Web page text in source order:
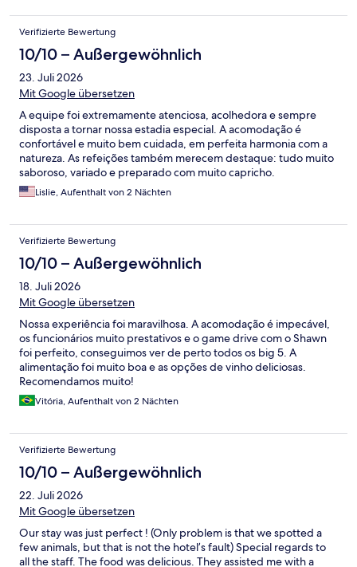
sehr gut gefallen und das ganze Personal war sehr
zuvorkommend.
Verifizierte Bewertung
10/10 – Außergewöhnlich
23. Juli 2026
Mit Google übersetzen
A equipe foi extremamente atenciosa, acolhedora e sempre
disposta a tornar nossa estadia especial. A acomodação é
confortável e muito bem cuidada, em perfeita harmonia com a
natureza. As refeições também merecem destaque: tudo muito
saboroso, variado e preparado com muito capricho.
Lislie, Aufenthalt von 2 Nächten
Verifizierte Bewertung
10/10 – Außergewöhnlich
18. Juli 2026
Mit Google übersetzen
Nossa experiência foi maravilhosa. A acomodação é impecável,
os funcionários muito prestativos e o game drive com o Shawn
foi perfeito, conseguimos ver de perto todos os big 5. A
alimentação foi muito boa e as opções de vinho deliciosas.
Recomendamos muito!
Vitória, Aufenthalt von 2 Nächten
Verifizierte Bewertung
10/10 – Außergewöhnlich
22. Juli 2026
Mit Google übersetzen
Our stay was just perfect ! (Only problem is that we spotted a
few animals, but that is not the hotel’s fault) Special regards to
all the staff. The food was delicious. They assisted me with a